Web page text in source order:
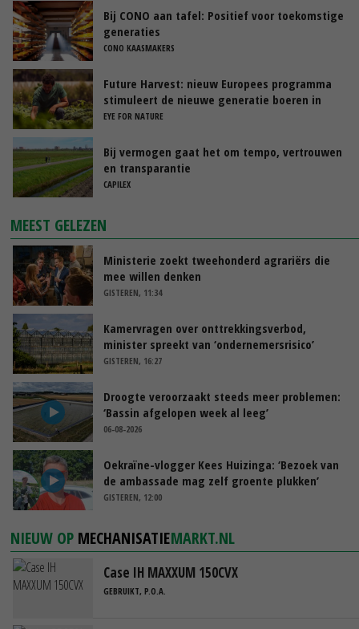
Bij CONO aan tafel: Positief voor toekomstige
generaties
CONO KAASMAKERS
Future Harvest: nieuw Europees programma
stimuleert de nieuwe generatie boeren in
Nederland
EYE FOR NATURE
Bij vermogen gaat het om tempo, vertrouwen
en transparantie
CAPILEX
MEEST GELEZEN
Ministerie zoekt tweehonderd agrariërs die
mee willen denken
GISTEREN, 11:34
Kamervragen over onttrekkingsverbod,
minister spreekt van ‘ondernemersrisico’
GISTEREN, 16:27
Droogte veroorzaakt steeds meer problemen:
‘Bassin afgelopen week al leeg’
06-08-2026
Oekraïne-vlogger Kees Huizinga: ‘Bezoek van
de ambassade mag zelf groente plukken’
GISTEREN, 12:00
NIEUW OP MECHANISATIEMARKT.NL
Case IH MAXXUM 150CVX
GEBRUIKT, P.O.A.